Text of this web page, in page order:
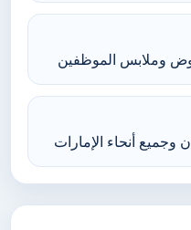
وملابس الموظفين
أنحاء الإمارات